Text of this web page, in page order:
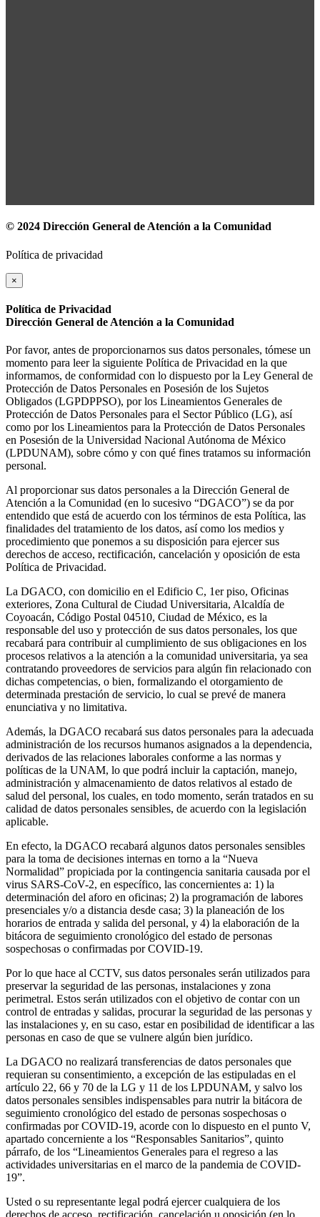
© 2024 Dirección General de Atención a la Comunidad
Política de privacidad
×
Política de Privacidad
Dirección General de Atención a la Comunidad
Por favor, antes de proporcionarnos sus datos personales, tómese un
momento para leer la siguiente Política de Privacidad en la que
informamos, de conformidad con lo dispuesto por la Ley General de
Protección de Datos Personales en Posesión de los Sujetos
Obligados (LGPDPPSO), por los Lineamientos Generales de
Protección de Datos Personales para el Sector Público (LG), así
como por los Lineamientos para la Protección de Datos Personales
en Posesión de la Universidad Nacional Autónoma de México
(LPDUNAM), sobre cómo y con qué fines tratamos su información
personal.
Al proporcionar sus datos personales a la Dirección General de
Atención a la Comunidad (en lo sucesivo “DGACO”) se da por
entendido que está de acuerdo con los términos de esta Política, las
finalidades del tratamiento de los datos, así como los medios y
procedimiento que ponemos a su disposición para ejercer sus
derechos de acceso, rectificación, cancelación y oposición de esta
Política de Privacidad.
La DGACO, con domicilio en el Edificio C, 1er piso, Oficinas
exteriores, Zona Cultural de Ciudad Universitaria, Alcaldía de
Coyoacán, Código Postal 04510, Ciudad de México, es la
responsable del uso y protección de sus datos personales, los que
recabará para contribuir al cumplimiento de sus obligaciones en los
procesos relativos a la atención a la comunidad universitaria, ya sea
contratando proveedores de servicios para algún fin relacionado con
dichas competencias, o bien, formalizando el otorgamiento de
determinada prestación de servicio, lo cual se prevé de manera
enunciativa y no limitativa.
Además, la DGACO recabará sus datos personales para la adecuada
administración de los recursos humanos asignados a la dependencia,
derivados de las relaciones laborales conforme a las normas y
políticas de la UNAM, lo que podrá incluir la captación, manejo,
administración y almacenamiento de datos relativos al estado de
salud del personal, los cuales, en todo momento, serán tratados en su
calidad de datos personales sensibles, de acuerdo con la legislación
aplicable.
En efecto, la DGACO recabará algunos datos personales sensibles
para la toma de decisiones internas en torno a la “Nueva
Normalidad” propiciada por la contingencia sanitaria causada por el
virus SARS-CoV-2, en específico, las concernientes a: 1) la
determinación del aforo en oficinas; 2) la programación de labores
presenciales y/o a distancia desde casa; 3) la planeación de los
horarios de entrada y salida del personal, y 4) la elaboración de la
bitácora de seguimiento cronológico del estado de personas
sospechosas o confirmadas por COVID-19.
Por lo que hace al CCTV, sus datos personales serán utilizados para
preservar la seguridad de las personas, instalaciones y zona
perimetral. Estos serán utilizados con el objetivo de contar con un
control de entradas y salidas, procurar la seguridad de las personas y
las instalaciones y, en su caso, estar en posibilidad de identificar a las
personas en caso de que se vulnere algún bien jurídico.
La DGACO no realizará transferencias de datos personales que
requieran su consentimiento, a excepción de las estipuladas en el
artículo 22, 66 y 70 de la LG y 11 de los LPDUNAM, y salvo los
datos personales sensibles indispensables para nutrir la bitácora de
seguimiento cronológico del estado de personas sospechosas o
confirmadas por COVID-19, acorde con lo dispuesto en el punto V,
apartado concerniente a los “Responsables Sanitarios”, quinto
párrafo, de los “Lineamientos Generales para el regreso a las
actividades universitarias en el marco de la pandemia de COVID-
19”.
Usted o su representante legal podrá ejercer cualquiera de los